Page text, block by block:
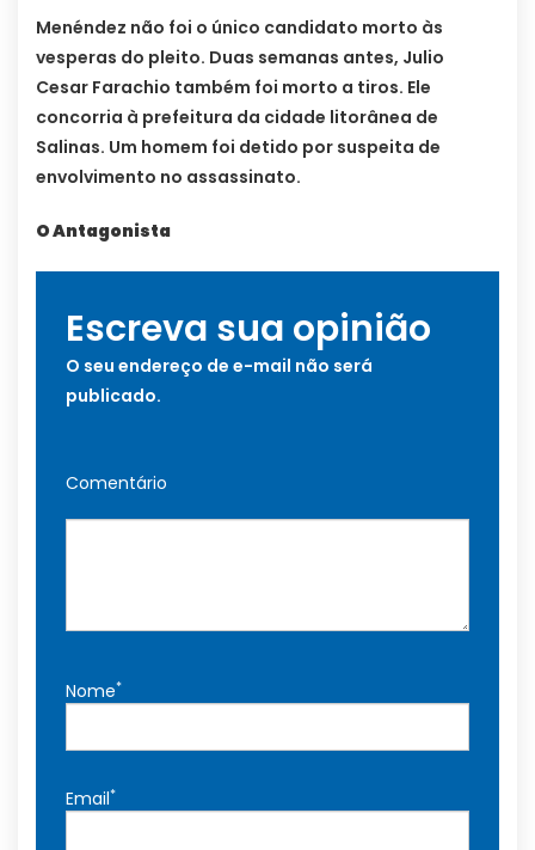
Menéndez não foi o único candidato morto às
vesperas do pleito. Duas semanas antes, Julio
Cesar Farachio também foi morto a tiros. Ele
concorria à prefeitura da cidade litorânea de
Salinas. Um homem foi detido por suspeita de
envolvimento no assassinato.
O Antagonista
Escreva sua opinião
O seu endereço de e-mail não será
publicado.
Comentário
Nome*
Email*